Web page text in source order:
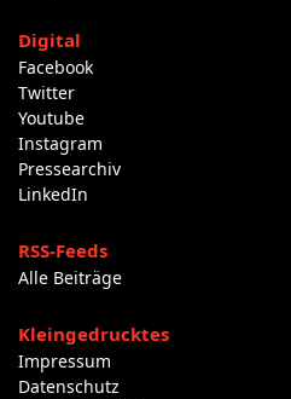
Digital
Facebook
Twitter
Youtube
Instagram
Pressearchiv
LinkedIn
RSS-Feeds
Alle Beiträge
Kleingedrucktes
Impressum
Datenschutz